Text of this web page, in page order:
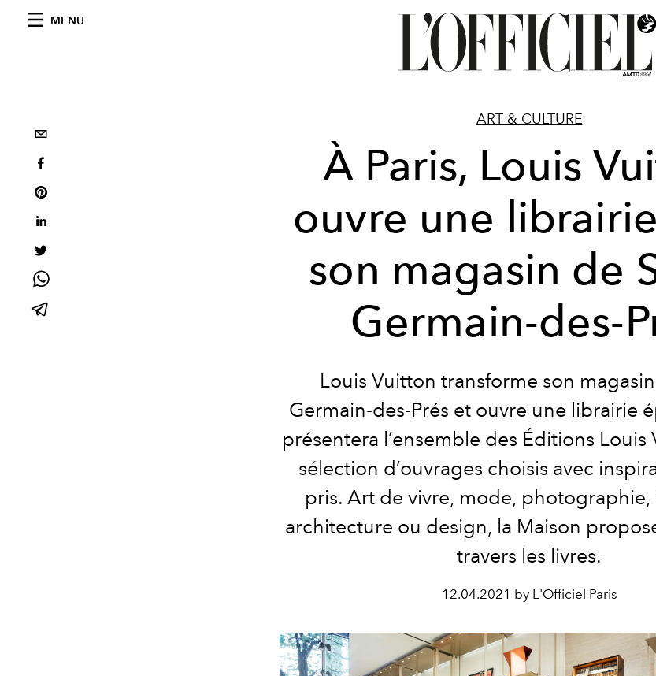
MENU
ART & CULTURE
À Paris, Louis
ouvre une
son magasin de
Germain-des-
Louis Vuitton transforme son
Germain-des-Prés et ouvre une librairie
présentera l’ensemble des Éditions
sélection d’ouvrages choisis avec
pris. Art de vivre, mode, photographie,
architecture ou design, la Maison
travers les livres.
12.04.2021 by L'Officiel Paris